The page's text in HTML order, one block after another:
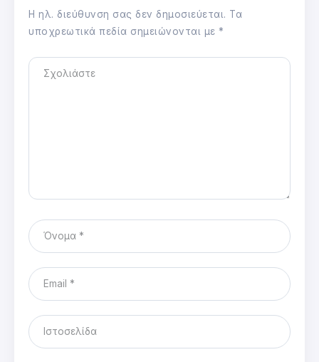
Η ηλ. διεύθυνση σας δεν δημοσιεύεται. Τα
υποχρεωτικά πεδία σημειώνονται με *